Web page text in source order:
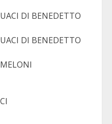
DI BENEDETTO
DI BENEDETTO